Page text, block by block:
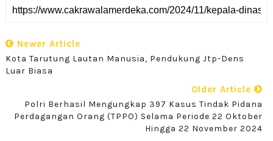
Newer Article
Kota Tarutung Lautan Manusia, Pendukung Jtp-Dens
Luar Biasa
Older Article
Polri Berhasil Mengungkap 397 Kasus Tindak Pidana
Perdagangan Orang (TPPO) Selama Periode 22 Oktober
Hingga 22 November 2024